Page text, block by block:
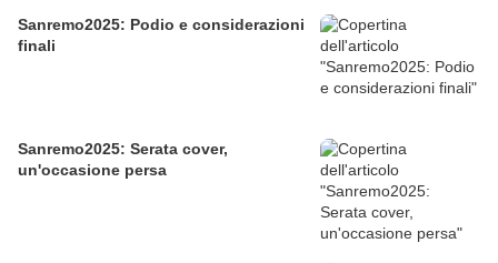
Sanremo2025: Podio e considerazioni
finali
Sanremo2025: Serata cover,
un'occasione persa